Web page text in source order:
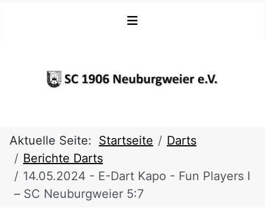
Aktuelle Seite: Startseite
Darts
Berichte Darts
14.05.2024 - E-Dart Kapo - Fun Players I
– SC Neuburgweier 5:7